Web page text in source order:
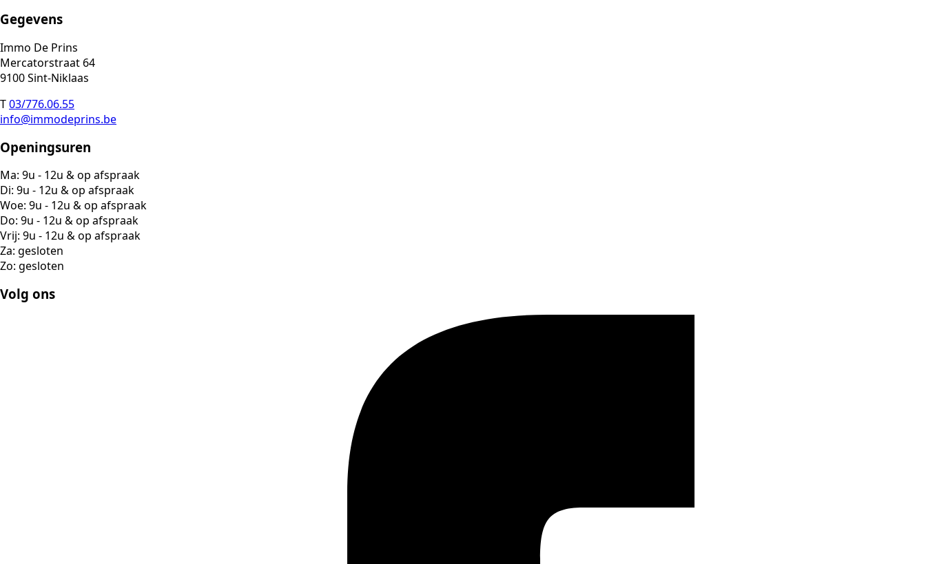
Gegevens
Immo De Prins
Mercatorstraat 64
9100 Sint-Niklaas
T03/776.06.55
info@immodeprins.be
Openingsuren
Ma: 9u - 12u & op afspraak
Di: 9u - 12u & op afspraak
Woe: 9u - 12u & op afspraak
Do: 9u - 12u & op afspraak
Vrij: 9u - 12u & op afspraak
Za: gesloten
Zo: gesloten
Volg ons